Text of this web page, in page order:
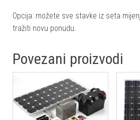
Opcija: možete sve stavke iz seta
tražiti novu ponudu.
Povezani proizvodi